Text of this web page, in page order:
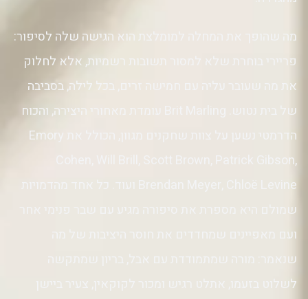
מה שהופך את המחלה למומלצת הוא הגישה שלה לסיפור:
פריירי בוחרת שלא למסור תשובות רשמיות, אלא לחלוק
את מה שעובר עליה עם חמישה זרים, בכל לילה, בסביבה
של בית נטוש. Brit Marling עומדת מאחורי היצירה, והכוח
הדרמטי נשען על צוות שחקנים מגוון, הכולל את Emory
Cohen, Will Brill, Scott Brown, Patrick Gibson,
Brendan Meyer, Chloë Levine ועוד. כל אחד מהדמויות
שמולם היא מספרת את סיפורה מגיע עם שבר פנימי אחר
ועם מאפיינים שמחדדים את חוסר היציבות של מה
שנאמר: מורה שמתמודדת עם אבל, בריון שמתקשה
לשלוט בזעמו, אתלט רגיש ומכור לקוקאין, צעיר ביישן